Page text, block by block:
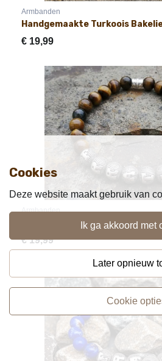
Armbanden
€ 19,99
Armbanden
€19,99
Cookies
Deze website maakt gebruik van
ik ga akkoord met
later opnieuw
cookie